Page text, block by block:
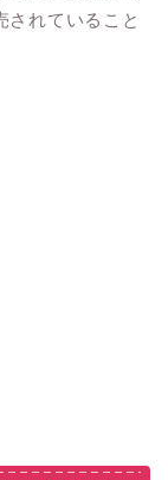
されていること